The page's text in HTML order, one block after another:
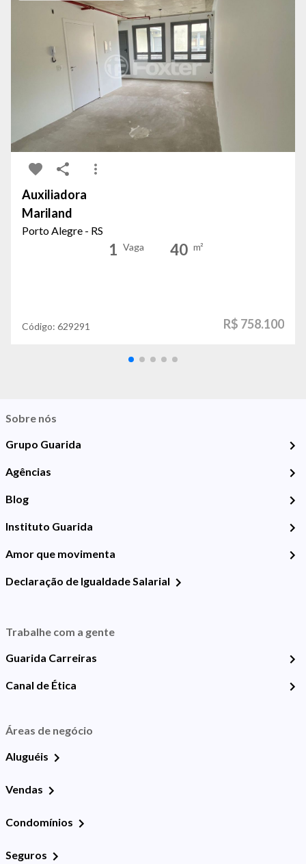
Auxiliadora
Mariland
Porto Alegre - RS
1 Vaga 40 m²
Código: 629291 R$ 758.100
Sobre nós
Grupo Guarida
Agências
Blog
Instituto Guarida
Amor que movimenta
Declaração de Igualdade Salarial
Trabalhe com a gente
Guarida Carreiras
Canal de Ética
Áreas de negócio
Aluguéis
Vendas
Condomínios
Seguros